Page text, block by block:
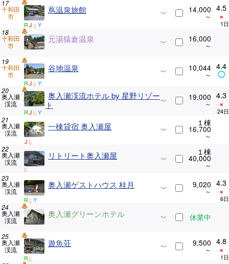
十和田
市
蔦温泉旅館
RJ じ Y
14,000 4.5
×
十和田
市
元湯猿倉温泉 16,000
十和田
市
谷地温泉
RJ じ Y
10,044 4.4
◯
奥入瀬
渓流
奥入瀬渓流ホテル by 星野リゾー
ト
RJ じ Y
19,000 4.3
×
奥入瀬
渓流
一棟貸宿 奥入瀬屋
J じ
１棟
16,700
奥入瀬
渓流
リトリート奥入瀬屋
じ
１棟
40,000
奥入瀬
渓流
奥入瀬ゲストハウス 桂月
R じ Y
9,020 4.3
×
奥入瀬
渓流
奥入瀬グリーンホテル 休業中
奥入瀬
渓流
遊魚荘
R じ
9,500 4.8
×